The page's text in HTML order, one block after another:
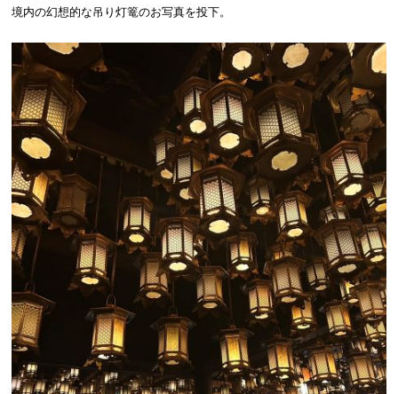
境内の幻想的な吊り灯篭のお写真を投下。